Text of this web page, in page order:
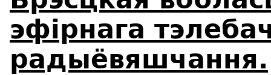
эфірнага
радыёвяшчання.